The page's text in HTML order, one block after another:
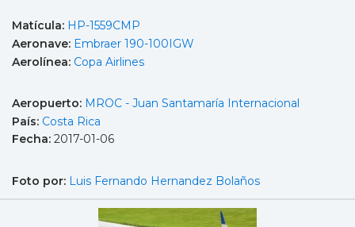
Matícula: HP-1559CMP
Aeronave: Embraer 190-100IGW
Aerolínea: Copa Airlines
Aeropuerto: MROC - Juan Santamaría Internacional
País: Costa Rica
Fecha: 2017-01-06
Foto por: Luis Fernando Hernandez Bolaños